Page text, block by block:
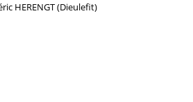
HERENGT(Dieulefit)